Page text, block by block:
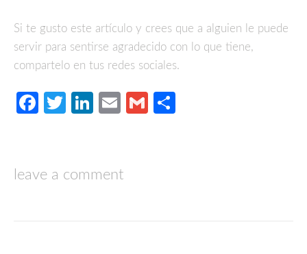
Si te gusto este artículo y crees que a alguien le puede
servir para sentirse agradecido con lo que tiene,
compartelo en tus redes sociales.
Facebook
TwitterLinkedIn
EmailGmail
leave a comment